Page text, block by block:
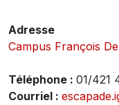
Adresse
Campus François
Téléphone : 01/421
Courriel :